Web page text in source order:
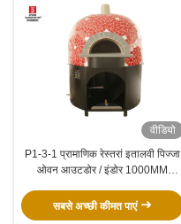
वीडियो
P1-3-1 प्रामाणिक रेस्तरां इतालवी पिज्जा
ओवन आउटडोर / इंडोर 1000MM
सबसे अच्छी कीमत पाएं